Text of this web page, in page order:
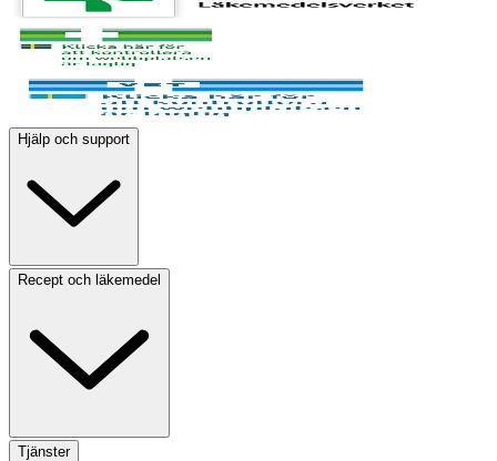
Hjälp och support
Recept och läkemedel
Tjänster